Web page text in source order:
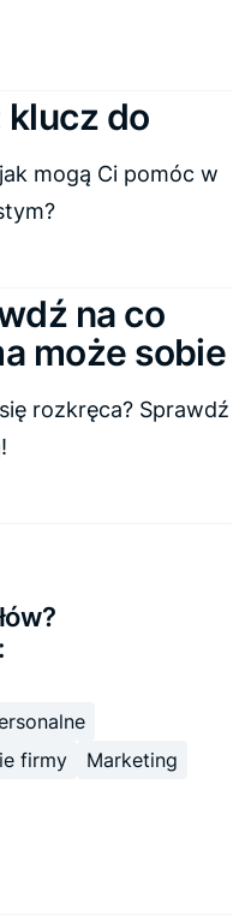
klucz do
mogą Ci pomóc w
na co
może sobie
rozkręca? Sprawdź
firmy
Marketing